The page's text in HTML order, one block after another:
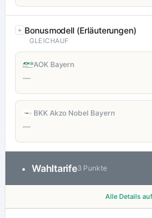
Bonusmodell (Erläuterungen)
GLEICHAUF
AOK Bayern
—
BKK Akzo Nobel Bayern
—
• Wahltarife3 Punkte
Alle Details